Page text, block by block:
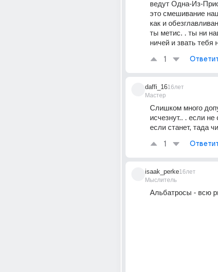
ведут Одна-Из-
это смешивание
как и
ты метис. . ты ни
ничей и звать тебя
1
daffi_16
Мастер
16лет
Слишком много
исчезнут.. . если не
если станет, тада
1
isaak_perke
Мыслитель
16лет
Альбатросы - всю